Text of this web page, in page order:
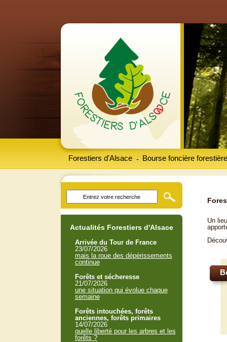
Forestiers d'Alsace Bourse foncière forestière
-
Un
Actualités Forestiers d'Alsace
Arrivée du Tour de France
23/07/2026
mais la roue des dépérissements
continue
Forêts et sécheresse
21/07/2026
une situation qui évolue chaque
semaine
Forêts intouchées, forêts
anciennes, forêts primaires
14/07/2026
quelle liberté pour les arbres et les
forêts ?